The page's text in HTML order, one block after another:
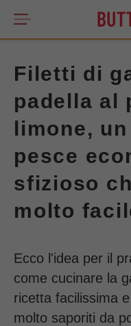
Filetti di
padella al
limone,
pesce
sfizioso
molto
Ecco l'idea per il
come cucinare la
ricetta facilissima
molto saporiti da